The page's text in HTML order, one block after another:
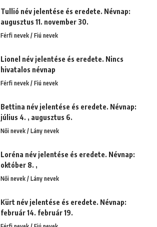
Tullió név jelentése és eredete. Névnap:
augusztus 11. november 30.
Férfi nevek / Fiú nevek
Lionel név jelentése és eredete. Nincs
hivatalos névnap
Férfi nevek / Fiú nevek
Bettina név jelentése és eredete. Névnap:
július 4. , augusztus 6.
Női nevek / Lány nevek
Loréna név jelentése és eredete. Névnap:
október 8. ,
Női nevek / Lány nevek
Kürt név jelentése és eredete. Névnap:
február 14. február 19.